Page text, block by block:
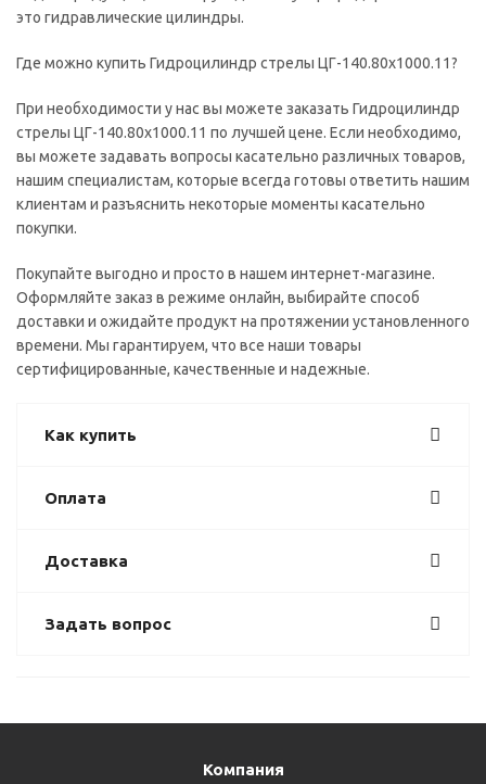
это гидравлические цилиндры.
Где можно купить Гидроцилиндр стрелы ЦГ-140.80х1000.11?
При необходимости у нас вы можете заказать Гидроцилиндр
стрелы ЦГ-140.80х1000.11 по лучшей цене. Если необходимо,
вы можете задавать вопросы касательно различных товаров,
нашим специалистам, которые всегда готовы ответить нашим
клиентам и разъяснить некоторые моменты касательно
покупки.
Покупайте выгодно и просто в нашем интернет-магазине.
Оформляйте заказ в режиме онлайн, выбирайте способ
доставки и ожидайте продукт на протяжении установленного
времени. Мы гарантируем, что все наши товары
сертифицированные, качественные и надежные.
Как купить
Оплата
Доставка
Задать вопрос
Компания